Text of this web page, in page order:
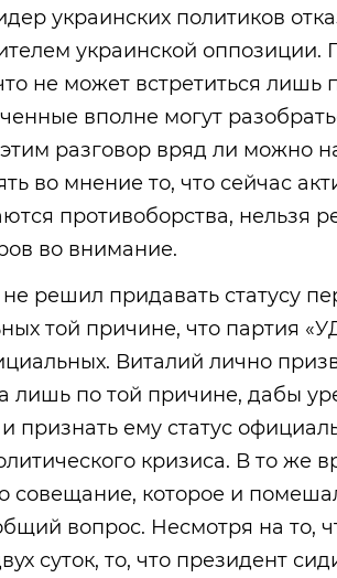
украинских политиков
украинской оппозиции.
не может встретиться лишь
вполне могут
разговор вряд ли можно
во мнение то, что сейчас
противоборства, нельзя
во внимание.
решил придавать статусу
той причине, что партия
Виталий лично
лишь по той причине, дабы
признать ему статус
кризиса. В то же
совещание, которое и
вопрос. Несмотря на то,
суток, то, что президент